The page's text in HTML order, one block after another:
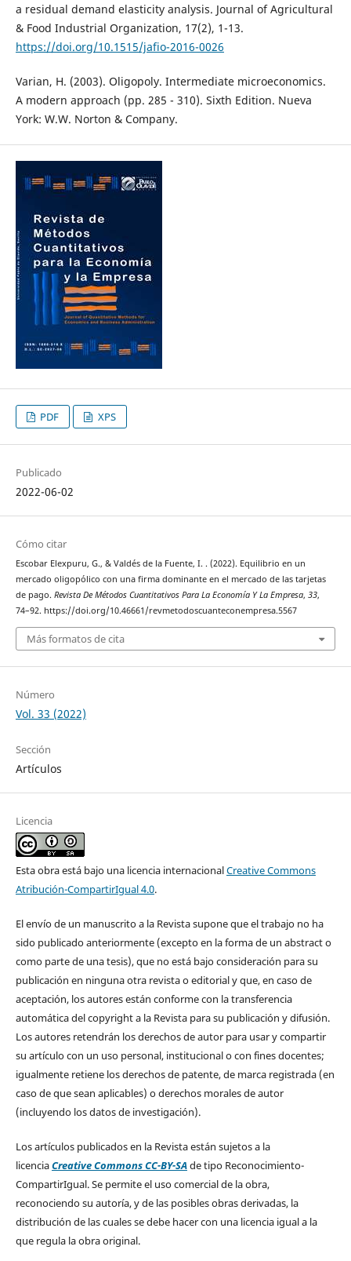
a residual demand elasticity analysis. Journal of Agricultural
& Food Industrial Organization, 17(2), 1-13.
https://doi.org/10.1515/jafio-2016-0026
Varian, H. (2003). Oligopoly. Intermediate microeconomics.
A modern approach (pp. 285 - 310). Sixth Edition. Nueva
York: W.W. Norton & Company.
PDF XPS
Publicado
2022-06-02
Cómo citar
Escobar Elexpuru, G., & Valdés de la Fuente, I. . (2022). Equilibrio en un
mercado oligopólico con una firma dominante en el mercado de las tarjetas
de pago. Revista De Métodos Cuantitativos Para La Economía Y La Empresa, 33,
74–92. https://doi.org/10.46661/revmetodoscuanteconempresa.5567
Más formatos de cita
Número
Vol. 33 (2022)
Sección
Artículos
Licencia
Esta obra está bajo una licencia internacionalCreative Commons
Atribución-CompartirIgual 4.0.
El envío de un manuscrito a la Revista supone que el trabajo no ha
sido publicado anteriormente (excepto en la forma de un abstract o
como parte de una tesis), que no está bajo consideración para su
publicación en ninguna otra revista o editorial y que, en caso de
aceptación, los autores están conforme con la transferencia
automática del copyright a la Revista para su publicación y difusión.
Los autores retendrán los derechos de autor para usar y compartir
su artículo con un uso personal, institucional o con fines docentes;
igualmente retiene los derechos de patente, de marca registrada (en
caso de que sean aplicables) o derechos morales de autor
(incluyendo los datos de investigación).
Los artículos publicados en la Revista están sujetos a la
licenciaCreative Commons CC-BY-SAde tipo Reconocimiento-
CompartirIgual. Se permite el uso comercial de la obra,
reconociendo su autoría, y de las posibles obras derivadas, la
distribución de las cuales se debe hacer con una licencia igual a la
que regula la obra original.